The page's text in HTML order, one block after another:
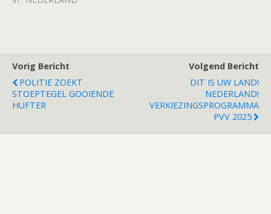
Vorig Bericht
POLITIE ZOEKT
STOEPTEGEL GOOIENDE
HUFTER
Volgend Bericht
DIT IS UW LAND!
NEDERLAND!
VERKIEZINGSPROGRAMMA
PVV 2025